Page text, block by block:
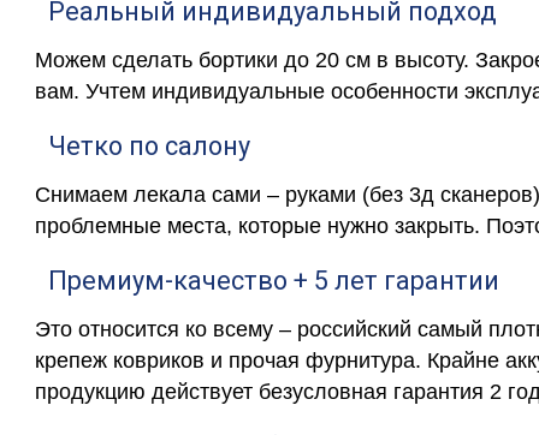
Реальный индивидуальный подход
Можем сделать бортики до 20 см в высоту.
вам. Учтем индивидуальные особенности
Четко по салону
Снимаем лекала сами – руками (без 3д
проблемные места, которые нужно закрыть.
Премиум-качество + 5 лет гарантии
Это относится ко всему – российский самый
крепеж ковриков и прочая фурнитура. Крайне
продукцию действует безусловная гарантия 2